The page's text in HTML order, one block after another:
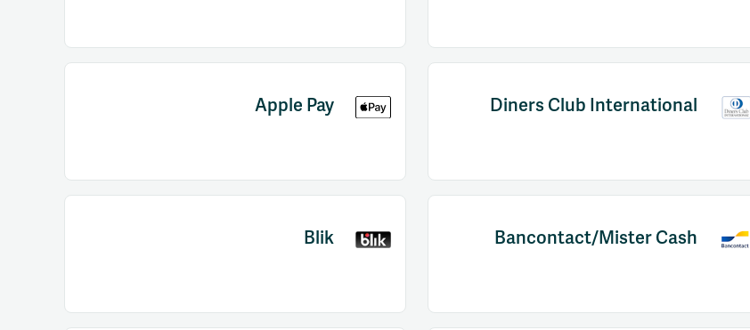
Diners Club International
Apple Pay
Bancontact/Mister Cash
Blik